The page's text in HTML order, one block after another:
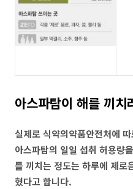
아스파탐이 해를 끼치
실제로 식약의약품안전처에
아스파탐의 일일 섭취 허용량
를 끼치는 정도는 하루에 제로
혔다고 합니다.